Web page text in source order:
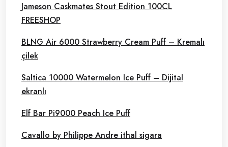
Jameson Caskmates Stout Edition 100CL
FREESHOP
BLNG Air 6000 Strawberry Cream Puff – Kremalı
çilek
Saltica 10000 Watermelon Ice Puff – Dijital
ekranlı
Elf Bar Pi9000 Peach Ice Puff
Cavallo by Philippe Andre ithal sigara